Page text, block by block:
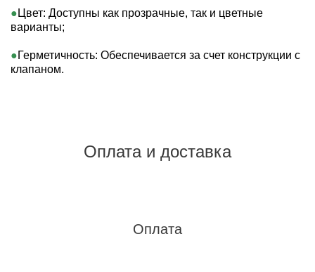
Цвет: Доступны как прозрачные, так и цветные
варианты;
Герметичность: Обеспечивается за счет конструкции с
клапаном.
Оплата и доставка
Оплата